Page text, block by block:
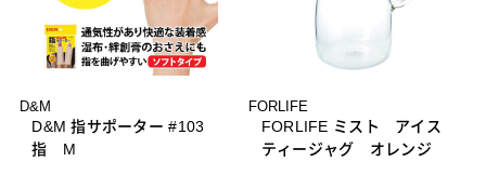
D&M
D&M 指サポーター #103
指 M
FORLIFE
FORLIFE ミスト アイス
ティージャグ オレンジ